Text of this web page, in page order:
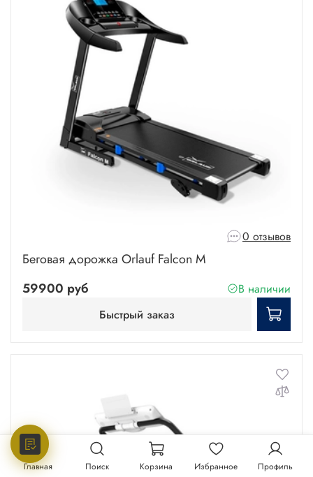
0 отзывов
Беговая дорожка Orlauf Falcon M
59900 руб
В наличии
Быстрый заказ
Главная Поиск Корзина Избранное Профиль